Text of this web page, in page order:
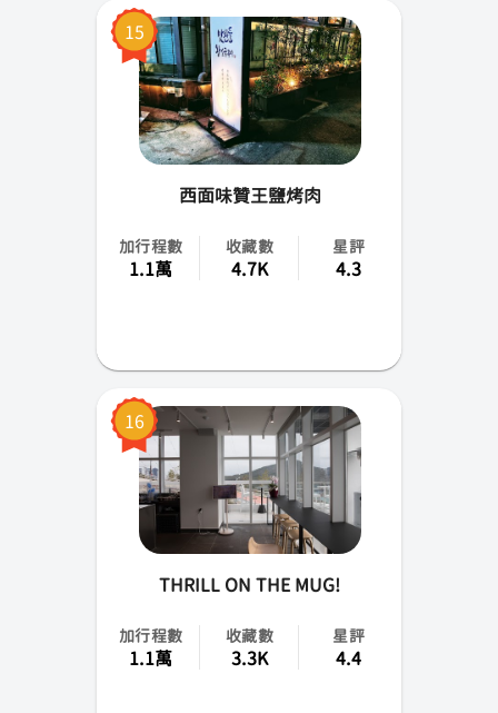
15
西面味贊王鹽烤肉
加行程數
1.1萬
收藏數
4.7K
星評
4.3
16
THRILL ON THE MUG!
加行程數
1.1萬
收藏數
3.3K
星評
4.4